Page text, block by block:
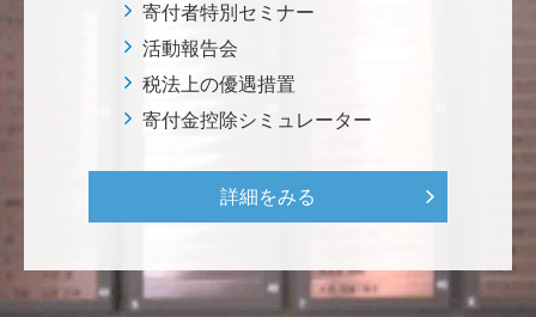
穴吹 善範
昨春に開催された小石川植物園の観桜会は素晴らし
く、小石川植物園の維持発展に少しでも寄与できれば
少額ではございますが、今後の動物医療の発展にご活
ー未来基金（東大VMC基金）>
寄付者特別セミナー
活動報告会
税法上の優遇措置
寄付金控除シミュレーター
詳細をみる